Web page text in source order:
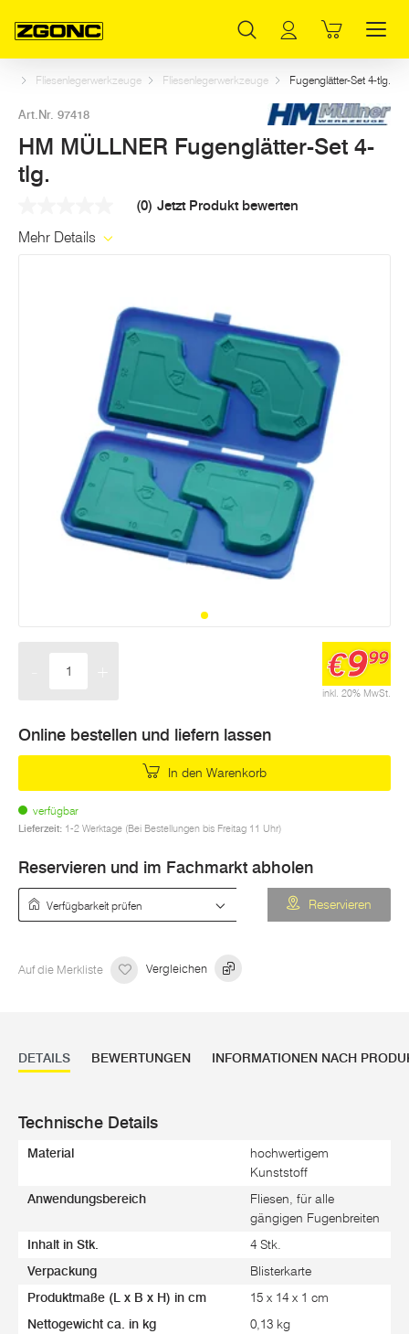
Fliesenlegerwerkzeuge Fliesenlegerwerkzeuge Fugenglätter-Set 4-tlg.
Art.Nr. 97418
HM MÜLLNER Fugenglätter-Set 4-
tlg.
Link
(0) Jetzt Produkt bewerten
Mehr Details
inkl. 20% MwSt.
€999
Online bestellen und liefern lassen
In den Warenkorb
verfügbar
Lieferzeit: 1-2 Werktage (Bei Bestellungen bis Freitag 11 Uhr)
Reservieren und im Fachmarkt abholen
Reservieren
Auf die Merkliste Vergleichen
DETAILS BEWERTUNGEN INFORMATIONEN NACH
Technische Details
Material
hochwertigem
Kunststoff
Anwendungsbereich
Fliesen, für alle
gängigen Fugenbreiten
Inhalt in Stk. 4 Stk.
Verpackung Blisterkarte
Produktmaße (L x B x H) in cm 15 x 14 x 1 cm
Nettogewicht ca. in kg 0,13 kg